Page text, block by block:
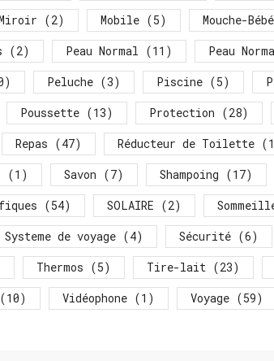
(2) Mobile (5) Mouche-Bébé
(2) Peau Normal (11) Peau
Peluche (3) Piscine (5)
Poussette (13) Protection (28)
Repas (47) Réducteur de Toilette
(1) Savon (7) Shampoing (17)
(54) SOLAIRE (2)
Systeme de voyage (4) Sécurité (6)
Thermos (5) Tire-lait (23)
(10) Vidéophone (1) Voyage (59)